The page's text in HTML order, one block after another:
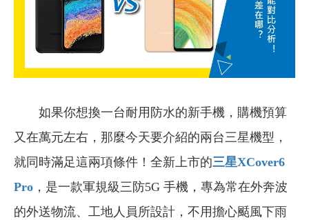
如果你想換一台耐用防水的新手機，購機預算
又在萬元左右，那麼今天要介紹的兩台三星機型，
就同時滿足這兩項條件！全新上市的三星XCover6
Pro ，是一款軍規級三防5G 手機，專為常在外奔波
的外送物流、工地人員所設計，不用擔心颳風下雨